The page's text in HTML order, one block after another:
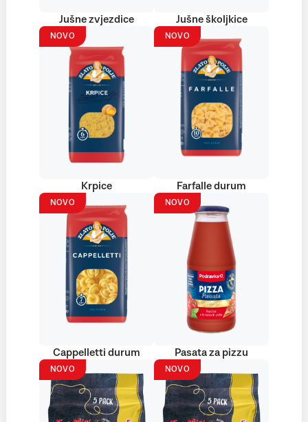
Jušne zvjezdice Jušne školjkice
NOVO
Krpice
NOVO
Farfalle durum
NOVO
Cappelletti durum
NOVO
Pasata za pizzu
NOVO NOVO